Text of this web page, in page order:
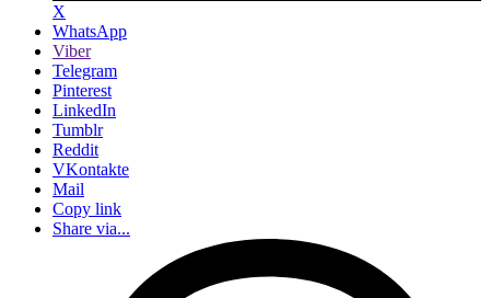
X
WhatsApp
Viber
Telegram
Pinterest
LinkedIn
Tumblr
Reddit
VKontakte
Mail
Copy link
Share via...